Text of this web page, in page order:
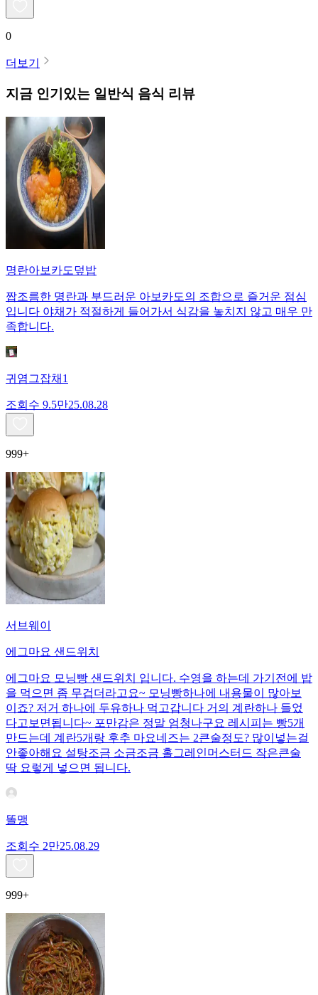
0
더보기
지금 인기있는 일반식 음식 리뷰
명란아보카도덮밥
짭조름한 명란과 부드러운 아보카도의 조합으로 즐거운 점심
입니다 야채가 적절하게 들어가서 식감을 놓치지 않고 매우 만
족합니다.
귀염그잡채1
조회수 9.5만25.08.28
999+
서브웨이
에그마요 샌드위치
에그마요 모닝빵 샌드위치 입니다. 수영을 하는데 가기전에 밥
을 먹으면 좀 무겁더라고요~ 모닝빵하나에 내용물이 많아보
이죠? 저거 하나에 두유하나 먹고갑니다 거의 계란하나 들었
다고보면됩니다~ 포만감은 정말 엄청나구요 레시피는 빵5개
만드는데 계란5개랑 후추 마요네즈는 2큰술정도? 많이넣는걸
안좋아해요 설탕조금 소금조금 홀그레인머스터드 작은큰술
딱 요렇게 넣으면 됩니다.
똘맹
조회수 2만25.08.29
999+